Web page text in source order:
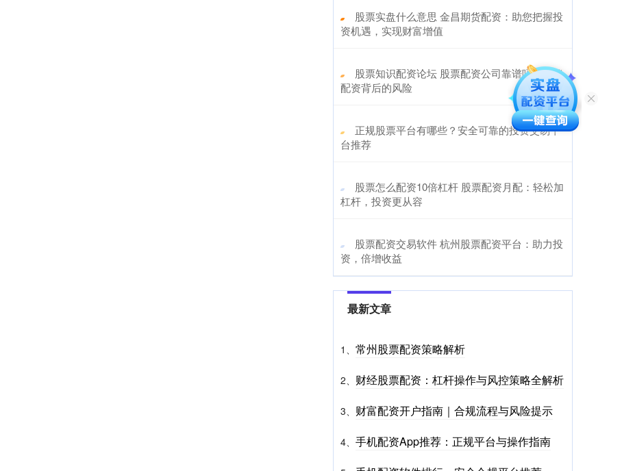
​股票实盘什么意思 金昌期货配资：助您把握投
资机遇，实现财富增值
​股票知识配资论坛 股票配资公司靠谱吗？揭秘
配资背后的风险
​正规股票平台有哪些？安全可靠的投资交易平
台推荐
​股票怎么配资10倍杠杆 股票配资月配：轻松加
杠杆，投资更从容
​股票配资交易软件 杭州股票配资平台：助力投
资，倍增收益
最新文章
1、 常州股票配资策略解析
2、 财经股票配资：杠杆操作与风控策略全解析
3、 财富配资开户指南｜合规流程与风险提示
4、 手机配资App推荐：正规平台与操作指南